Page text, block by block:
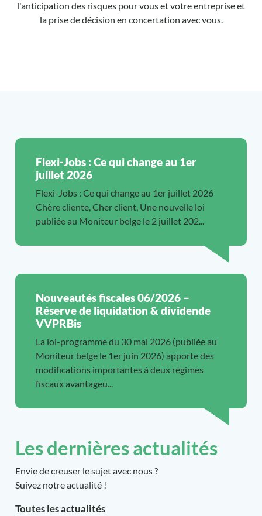
l'anticipation des risques pour vous et votre entreprise et
la prise de décision en concertation avec vous.
Flexi-Jobs : Ce qui change au 1er
juillet 2026
Flexi-Jobs : Ce qui change au 1er juillet 2026
Chère cliente, Cher client, Une nouvelle loi
publiée au Moniteur belge le 2 juillet 202...
Nouveautés fiscales 06/2026 –
Réserve de liquidation & dividende
VVPRBis
La loi-programme du 30 mai 2026 (publiée au
Moniteur belge le 1er juin 2026) apporte des
modifications importantes à deux régimes
fiscaux avantageu...
Les dernières actualités
Envie de creuser le sujet avec nous ?
Suivez notre actualité !
Toutes les actualités